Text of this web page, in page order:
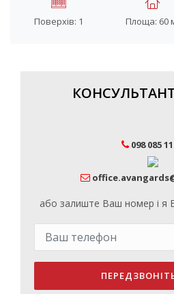
Поверхів: 1 Площа: 60
КОНСУЛЬТАНТ
098 085
або залиште Ваш номер і я